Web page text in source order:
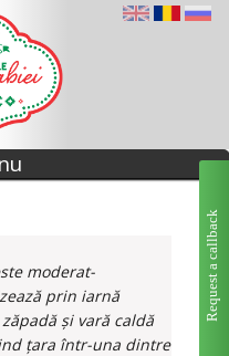
moderat-
prin iarnă
și vară caldă
țara într-una dintre
Request a callback